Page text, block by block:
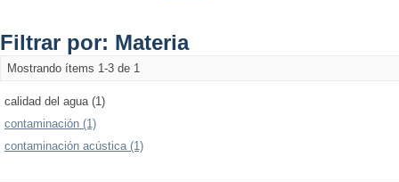
Filtrar por: Materia
Mostrando ítems 1-3 de 1
calidad del agua (1)
contaminación (1)
contaminación acústica (1)